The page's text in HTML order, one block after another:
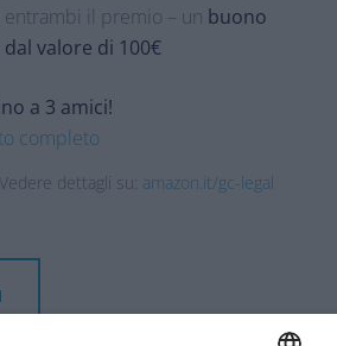
il premio – un buono
valore di 100€
a 3 amici!
completo
dettagli su: amazon.it/gc-legal